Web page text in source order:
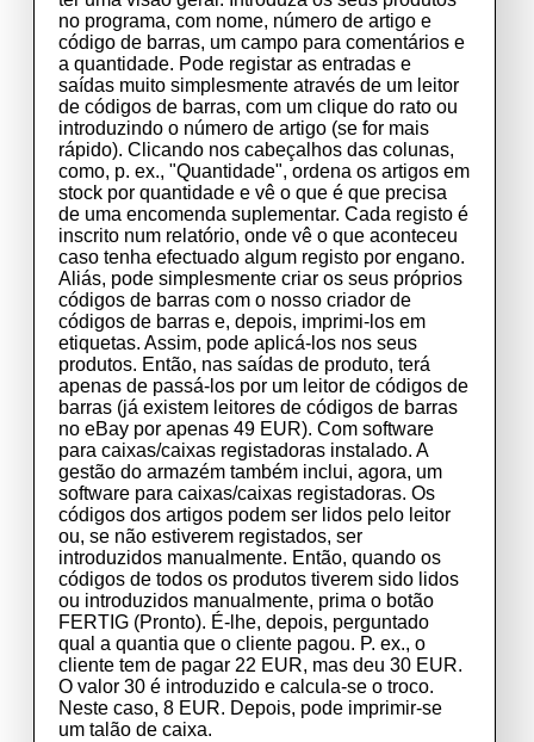
no programa, com nome, número de artigo e
código de barras, um campo para comentários e
a quantidade. Pode registar as entradas e
saídas muito simplesmente através de um leitor
de códigos de barras, com um clique do rato ou
introduzindo o número de artigo (se for mais
rápido). Clicando nos cabeçalhos das colunas,
como, p. ex., "Quantidade", ordena os artigos em
stock por quantidade e vê o que é que precisa
de uma encomenda suplementar. Cada registo é
inscrito num relatório, onde vê o que aconteceu
caso tenha efectuado algum registo por engano.
Aliás, pode simplesmente criar os seus próprios
códigos de barras com o nosso criador de
códigos de barras e, depois, imprimi-los em
etiquetas. Assim, pode aplicá-los nos seus
produtos. Então, nas saídas de produto, terá
apenas de passá-los por um leitor de códigos de
barras (já existem leitores de códigos de barras
no eBay por apenas 49 EUR). Com software
para caixas/caixas registadoras instalado. A
gestão do armazém também inclui, agora, um
software para caixas/caixas registadoras. Os
códigos dos artigos podem ser lidos pelo leitor
ou, se não estiverem registados, ser
introduzidos manualmente. Então, quando os
códigos de todos os produtos tiverem sido lidos
ou introduzidos manualmente, prima o botão
FERTIG (Pronto). É-lhe, depois, perguntado
qual a quantia que o cliente pagou. P. ex., o
cliente tem de pagar 22 EUR, mas deu 30 EUR.
O valor 30 é introduzido e calcula-se o troco.
Neste caso, 8 EUR. Depois, pode imprimir-se
um talão de caixa.